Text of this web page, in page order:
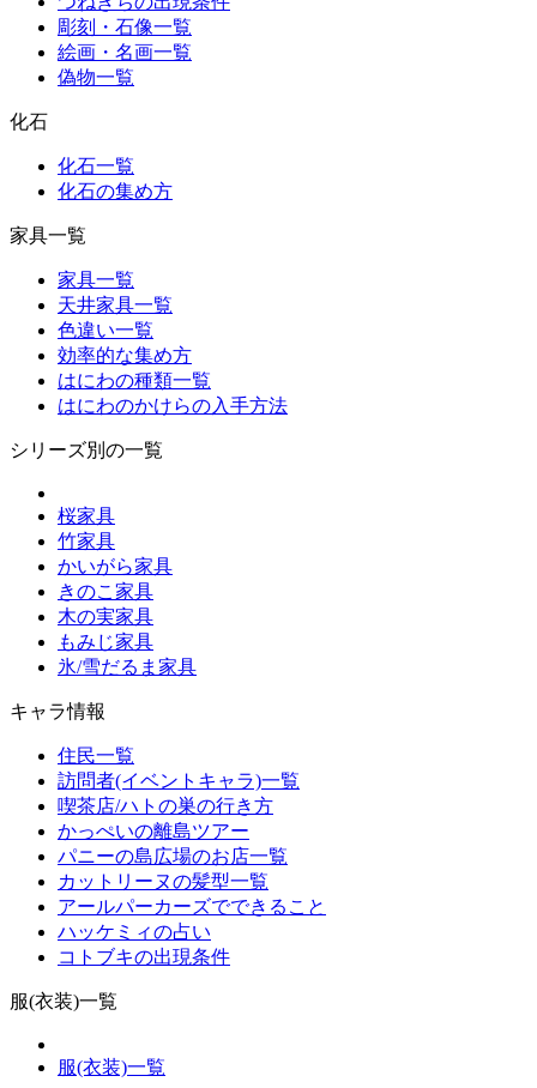
彫刻・石像一覧
絵画・名画一覧
偽物一覧
化石
化石一覧
化石の集め方
家具一覧
家具一覧
天井家具一覧
色違い一覧
効率的な集め方
はにわの種類一覧
はにわのかけらの入手方法
シリーズ別の一覧
桜家具
竹家具
かいがら家具
きのこ家具
木の実家具
もみじ家具
氷/雪だるま家具
キャラ情報
住民一覧
訪問者(イベントキャラ)一覧
喫茶店/ハトの巣の行き方
かっぺいの離島ツアー
パニーの島広場のお店一覧
カットリーヌの髪型一覧
アールパーカーズでできること
ハッケミィの占い
コトブキの出現条件
服(衣装)一覧
服(衣装)一覧